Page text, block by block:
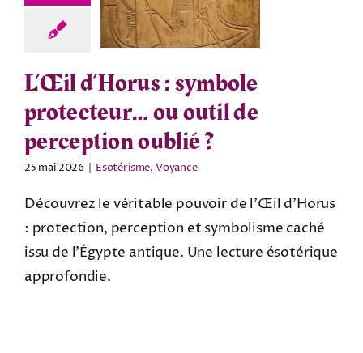
L’Œil d’Horus : symbole
protecteur… ou outil de
perception oublié ?
25 mai 2026 | Esotérisme, Voyance
Découvrez le véritable pouvoir de l’Œil d’Horus
: protection, perception et symbolisme caché
issu de l’Égypte antique. Une lecture ésotérique
approfondie.